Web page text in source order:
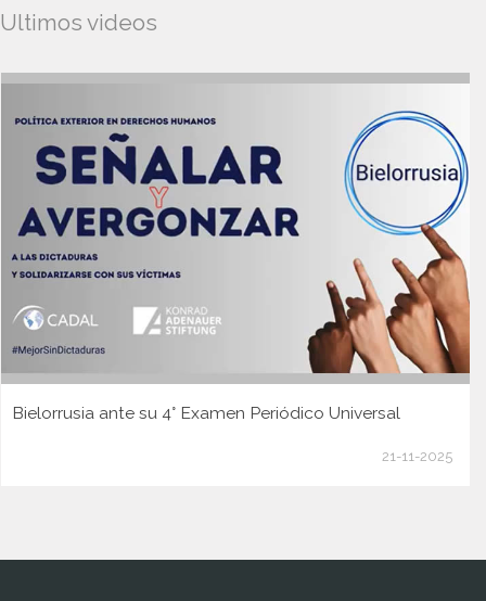
Ultimos videos
Bielorrusia ante su 4° Examen Periódico Universal
21-11-2025